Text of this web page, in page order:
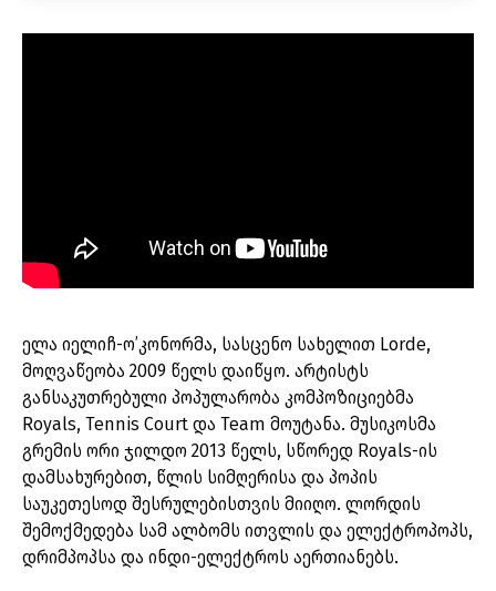
ელა იელიჩ-ო’კონორმა, სასცენო სახელით Lorde,
მოღვაწეობა 2009 წელს დაიწყო. არტისტს
განსაკუთრებული პოპულარობა კომპოზიციებმა
Royals, Tennis Court და Team მოუტანა. მუსიკოსმა
გრემის ორი ჯილდო 2013 წელს, სწორედ Royals-ის
დამსახურებით, წლის სიმღერისა და პოპის
საუკეთესოდ შესრულებისთვის მიიღო. ლორდის
შემოქმედება სამ ალბომს ითვლის და ელექტროპოპს,
დრიმპოპსა და ინდი-ელექტროს აერთიანებს.